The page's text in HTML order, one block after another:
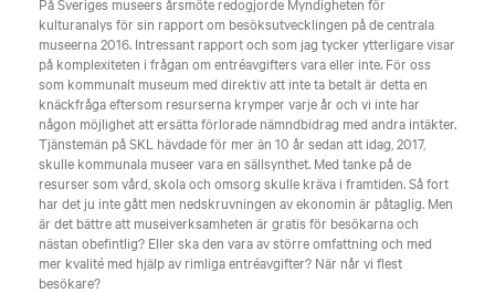
kulturanalys för sin rapport om besöksutvecklingen på de centrala
museerna 2016. Intressant rapport och som jag tycker ytterligare visar
på komplexiteten i frågan om entréavgifters vara eller inte. För oss
som kommunalt museum med direktiv att inte ta betalt är detta en
knäckfråga eftersom resurserna krymper varje år och vi inte har
någon möjlighet att ersätta förlorade nämndbidrag med andra intäkter.
Tjänstemän på SKL hävdade för mer än 10 år sedan att idag, 2017,
skulle kommunala museer vara en sällsynthet. Med tanke på de
resurser som vård, skola och omsorg skulle kräva i framtiden. Så fort
har det ju inte gått men nedskruvningen av ekonomin är påtaglig. Men
är det bättre att museiverksamheten är gratis för besökarna och
nästan obefintlig? Eller ska den vara av större omfattning och med
mer kvalité med hjälp av rimliga entréavgifter? När når vi flest
besökare?